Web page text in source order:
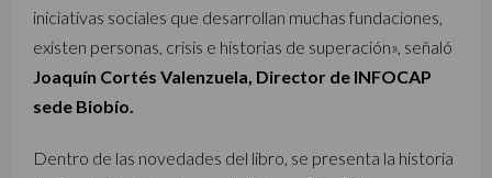
iniciativas sociales que desarrollan muchas fundaciones,
existen personas, crisis e historias de superación», señaló
Joaquín Cortés Valenzuela, Director de INFOCAP
sede Biobío.
Dentro de las novedades del libro, se presenta la historia